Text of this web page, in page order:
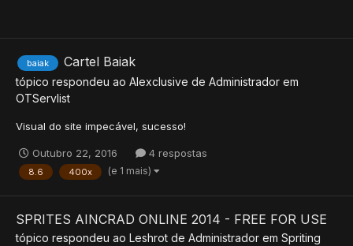
baiak Cartel Baiak
tópico respondeu ao Alexclusive de Administrador em
OTServlist
Visual do site impecável, sucesso!
Outubro 22, 2016 4 respostas
8.6 400x (e 1 mais)
SPRITES AINCRAD ONLINE 2014 - FREE FOR USE
tópico respondeu ao Leshrot de Administrador em Spriting